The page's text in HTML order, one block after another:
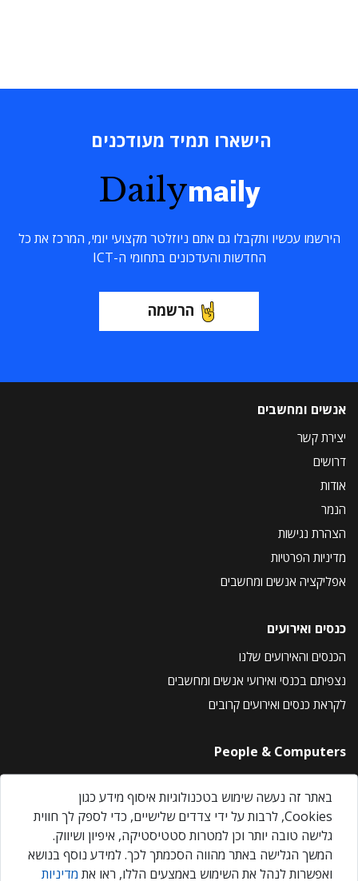
הישארו תמיד מעודכנים
Dailymaily
הירשמו עכשיו ותקבלו גם אתם ניוזלטר מקצועי יומי, המרכז את כל
החדשות והעדכונים בתחומי ה-ICT
הרשמה
אנשים ומחשבים
יצירת קשר
דרושים
אודות
הנמר
הצהרת נגישות
מדיניות הפרטיות
אפליקציה אנשים ומחשבים
כנסים ואירועים
הכנסים והאירועים שלנו
נצפיתם בכנסי ואירועי אנשים ומחשבים
לקראת כנסים ואירועים קרובים
People & Computers
About Us
Privacy Policy
Contact Us
Our Events
באתר זה נעשה שימוש בטכנולוגיות איסוף מידע כגון
Cookies, לרבות על ידי צדדים שלישיים, כדי לספק לך חווית
גלישה טובה יותר וכן למטרות סטטיסטיקה, איפיון ושיווק.
המשך הגלישה באתר מהווה הסכמתך לכך. למידע נוסף בנושא
ואפשרות לנהל את השימוש באמצעים הללו, ראו את מדיניות